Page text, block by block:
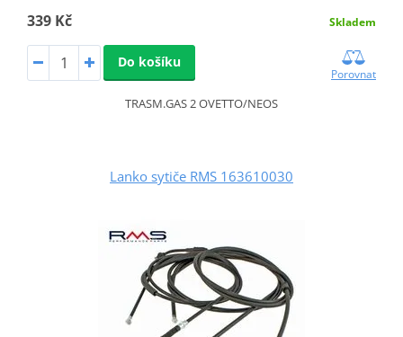
339 Kč Skladem
Do košíku
Porovnat
TRASM.GAS 2 OVETTO/NEOS
Lanko sytiče RMS 163610030